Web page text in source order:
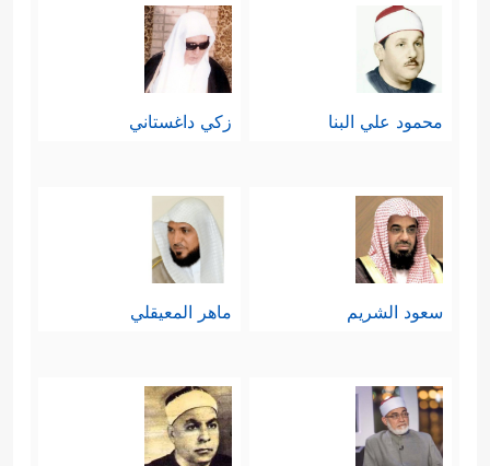
محمود علي البنا زكي داغستاني
سعود الشريم ماهر المعيقلي